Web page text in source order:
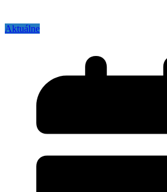
Aktuálne